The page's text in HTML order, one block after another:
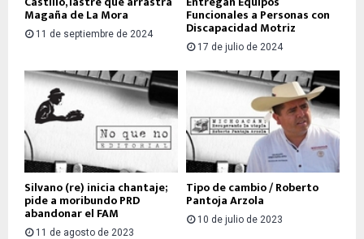
Magaña de La Mora
11 de septiembre de 2024
Funcionales a Personas con
Discapacidad Motriz
17 de julio de 2024
Silvano (re) inicia chantaje;
pide a moribundo PRD
abandonar el FAM
11 de agosto de 2023
Tipo de cambio / Roberto
Pantoja Arzola
10 de julio de 2023